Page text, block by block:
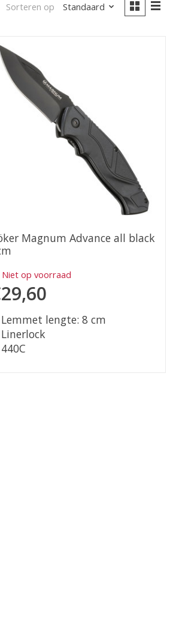
Sorteren op Standaard
Magnum Advance all black
Niet op voorraad
Lemmet lengte: 8 cm
Linerlock
440C